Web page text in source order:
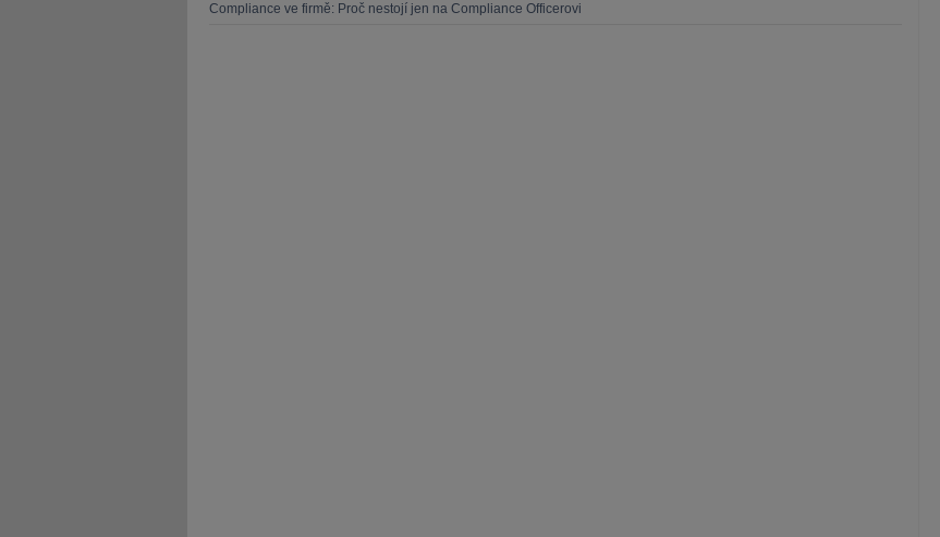
Compliance ve firmě: Proč nestojí jen na Compliance Officerovi